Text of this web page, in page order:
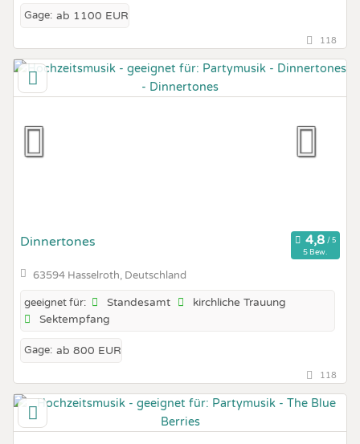
Gage: ab 1100 EUR
118
Dinnertones
5 Bew.
63594 Hasselroth, Deutschland
geeignet für: Standesamt
kirchliche Trauung
Sektempfang
Gage: ab 800 EUR
118